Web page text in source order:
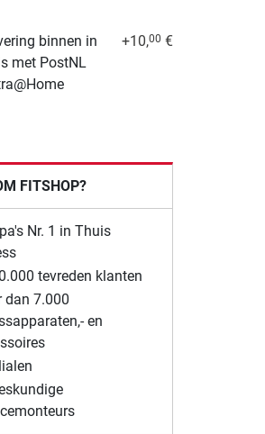
binnen in
met PostNL
+10,00 €
FITSHOP?
Nr. 1 in Thuis
tevreden klanten
dan 7.000
en